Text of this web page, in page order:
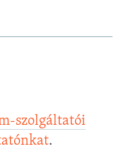
szolgáltatói
.